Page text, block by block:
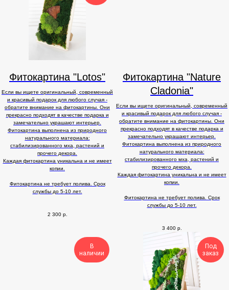
Фитокартина "Lotos"
Если вы ищете оригинальный, современный
и красивый подарок для любого случая -
обратите внимание на фитокартины. Они
прекрасно подходят в качестве подарка и
замечательно украшают интерьер.
Фитокартина выполнена из природного
натурального материала:
стабилизированного мха, растений и
прочего декора.
Каждая фитокартина уникальна и не имеет
копии.
Фитокартина не требует полива. Срок
службы до 5-10 лет.
2 300 р.
Фитокартина "Nature
Cladonia"
Если вы ищете оригинальный, современный
и красивый подарок для любого случая -
обратите внимание на фитокартины. Они
прекрасно подходят в качестве подарка и
замечательно украшают интерьер.
Фитокартина выполнена из природного
натурального материала:
стабилизированного мха, растений и
прочего декора.
Каждая фитокартина уникальна и не имеет
копии.
Фитокартина не требует полива. Срок
службы до 5-10 лет.
3 400 р.
В
наличии
Под
заказ